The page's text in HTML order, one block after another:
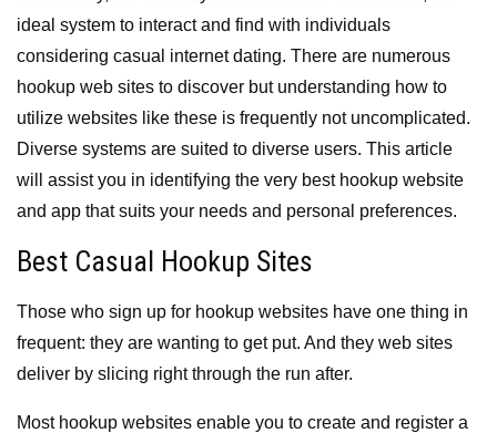
ideal system to interact and find with individuals
considering casual internet dating. There are numerous
hookup web sites to discover but understanding how to
utilize websites like these is frequently not uncomplicated.
Diverse systems are suited to diverse users. This article
will assist you in identifying the very best hookup website
and app that suits your needs and personal preferences.
Best Casual Hookup Sites
Those who sign up for hookup websites have one thing in
frequent: they are wanting to get put. And they web sites
deliver by slicing right through the run after.
Most hookup websites enable you to create and register a